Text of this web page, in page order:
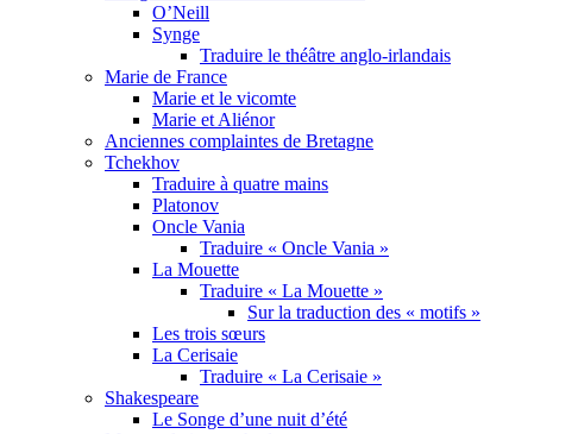
O’Neill
Synge
Traduire le théâtre anglo-irlandais
Marie de France
Marie et le vicomte
Marie et Aliénor
Anciennes complaintes de Bretagne
Tchekhov
Traduire à quatre mains
Platonov
Oncle Vania
Traduire « Oncle Vania »
La Mouette
Traduire « La Mouette »
Sur la traduction des « motifs »
Les trois sœurs
La Cerisaie
Traduire « La Cerisaie »
Shakespeare
Le Songe d’une nuit d’été